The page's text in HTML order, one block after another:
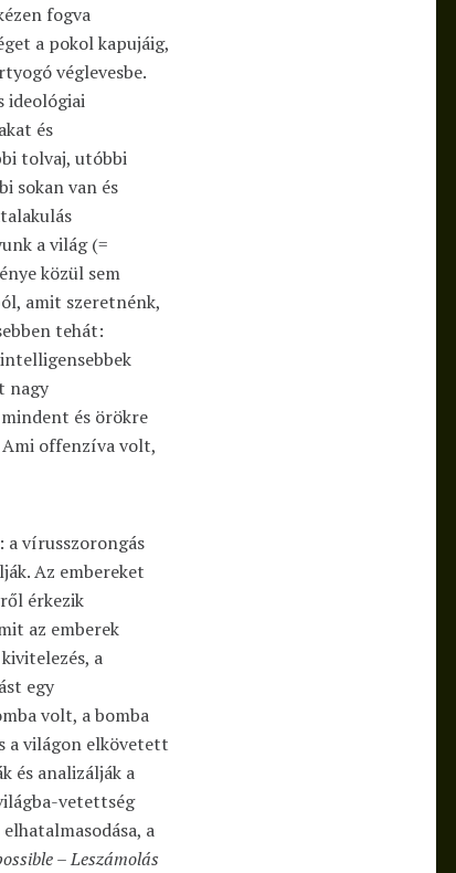
fogva
a pokol kapujáig,
véglevesbe.
ideológiai
és
tolvaj, utóbbi
sokan van és
a világ (=
közül sem
amit szeretnénk,
tehát:
nagy
és örökre
offenzíva volt,
vírusszorongás
Az embereket
érkezik
az emberek
a
egy
volt, a bomba
a világon elkövetett
és analizálják a
vetettség
a
– Leszámolás